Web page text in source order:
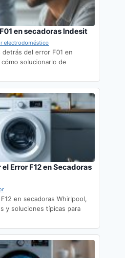
en secadoras Indesit
electrodoméstico
detrás del error F01 en
solucionarlo de
Error F12 en Secadoras
en secadoras Whirlpool,
y soluciones típicas para